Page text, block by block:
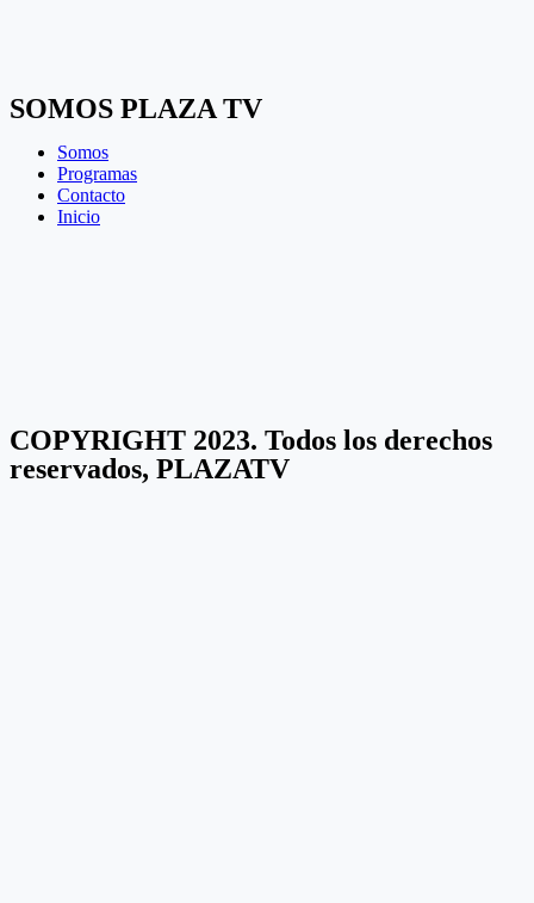
SOMOS PLAZA TV
Somos
Programas
Contacto
Inicio
COPYRIGHT 2023. Todos los derechos
reservados, PLAZATV